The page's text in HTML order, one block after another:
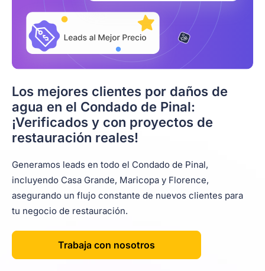
Los mejores clientes por daños de
agua en el Condado de Pinal:
¡Verificados y con proyectos de
restauración reales!
Generamos leads en todo el Condado de Pinal,
incluyendo Casa Grande, Maricopa y Florence,
asegurando un flujo constante de nuevos clientes para
tu negocio de restauración.
Trabaja con nosotros